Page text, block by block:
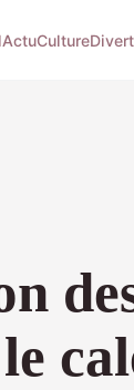
ActuCulture